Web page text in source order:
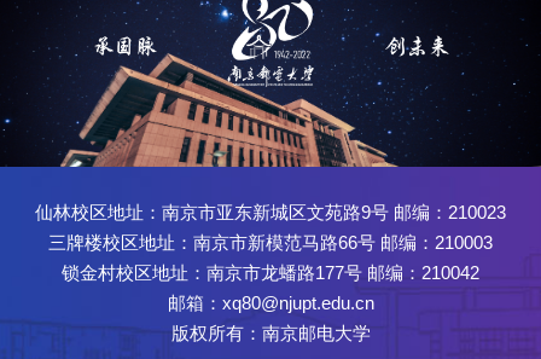
邮人的精神血脉中。金陵春潮，信达天下。学校于1949年随大军南
下，砥砺于金川河畔，放彩于紫东仙林。无论是华东邮电学校时期，
还是后来的南京邮电学校、南京邮电学院时期，南邮人始终心系国
脉，探索出了一条因邮电而生，随通信而长，由信息而强的发展道
路。2005年学校更名为南京邮电大学；2013年原南京人口管理干部学
院并入南邮；2017年学校入选世界一流学科建设高校和江苏高水平大
学建设高校。学校发展步入新纪元。应变于新，启运未来。八十载黾
勉奋发，八十载维新砺行，学校为国家输送了25万余名各类优秀人
才。我国邮电通
仙林校区地址：南京市亚东新城区文苑路9号 邮编：210023
三牌楼校区地址：南京市新模范马路66号 邮编：210003
锁金村校区地址：南京市龙蟠路177号 邮编：210042
邮箱：xq80@njupt.edu.cn
版权所有：南京邮电大学